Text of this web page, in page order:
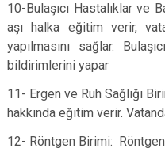
10-Bulaşıcı Hastalıklar ve
aşı halka eğitim verir,
yapılmasını sağlar.
bildirimlerini yapar
11- Ergen ve Ruh Sağlığı
hakkında eğitim verir.
12- Röntgen Birimi: